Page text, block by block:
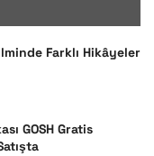
Farklı Hikâyeler
GOSH Gratis